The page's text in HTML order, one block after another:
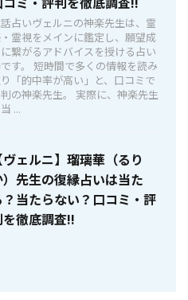
占いヴェルニの神楽先生は、霊
霊視をメインに鑑定し、願望成
繋がるアドバイスを授ける占い
す。 短時間で多くの情報を読み
「的中率が高い」と、口コミで
の神楽先生。 実際に、神楽先生
...
ヴェルニ】瑠璃華（るり
）先生の復縁占いは当た
？当たらない？口コミ・評
徹底調査!!